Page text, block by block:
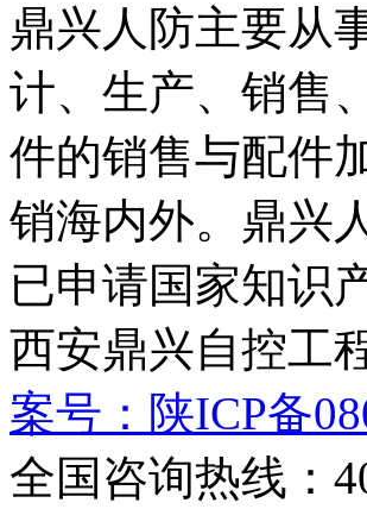
鼎兴人防主要从
计、生产、销售
件的销售与配件
销海内外。鼎兴
已申请国家知识
西安鼎兴自控
案号：陕ICP备
全国咨询热线